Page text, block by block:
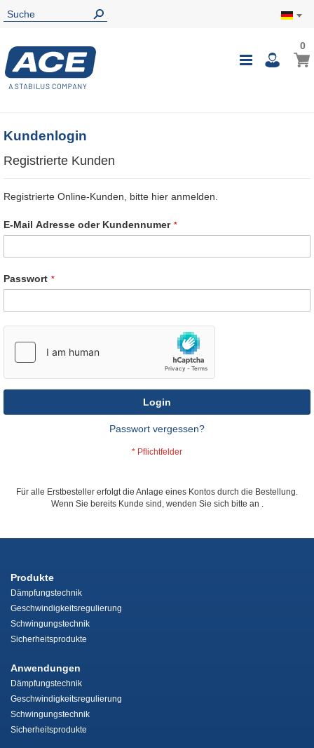
00
Kundenlogin
Registrierte Kunden
Registrierte Online-Kunden, bitte hier anmelden.
E-Mail Adresse oder Kundennumer
Passwort
Login
Passwort vergessen?
Für alle Erstbesteller erfolgt die Anlage eines Kontos durch die Bestellung.
Wenn Sie bereits Kunde sind, wenden Sie sich bitte an .
Produkte
Dämpfungstechnik
Geschwindigkeitsregulierung
Schwingungstechnik
Sicherheitsprodukte
Anwendungen
Dämpfungstechnik
Geschwindigkeitsregulierung
Schwingungstechnik
Sicherheitsprodukte